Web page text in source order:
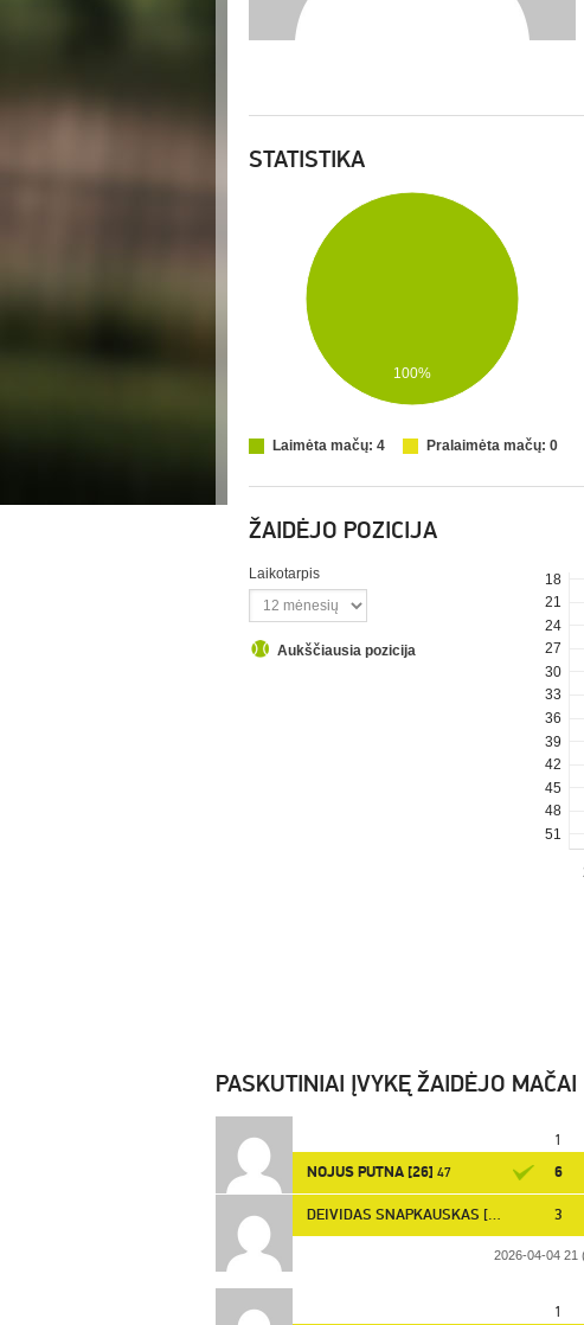
STATISTIKA
100%
Laimėta mačų: 4 Pralaimėta mačų: 0
ŽAIDĖJO POZICIJA
Laikotarpis
Aukščiausia pozicija
PASKUTINIAI ĮVYKĘ ŽAIDĖJO MAČAI
1
NOJUS PUTNA [26] 47 6
DEIVIDAS SNAPKAUSKAS [34] 3
2026-04-04
1